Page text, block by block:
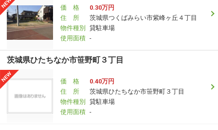
価 格
0.30万円
住 所
茨城県つくばみらい市紫峰ヶ丘４丁目
物件種別
貸駐車場
使用面積 -
茨城県ひたちなか市笹野町３丁目
価 格
0.40万円
住 所
茨城県ひたちなか市笹野町３丁目
物件種別
貸駐車場
使用面積 -